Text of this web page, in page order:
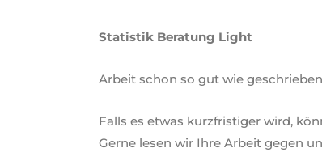
Statistik Beratung Light
Arbeit schon so gut wie
Falls es etwas kurzfristiger wird,
Gerne lesen wir Ihre Arbeit gegen